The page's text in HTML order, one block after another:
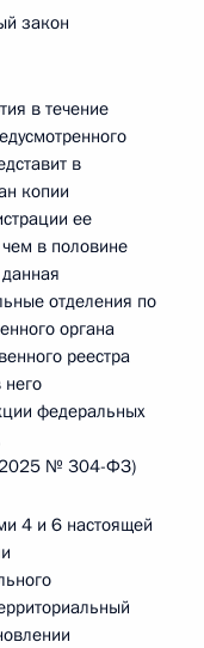
закон
в течение
в
копии
ее
в половине
отделения по
органа
реестра
федеральных
№ 304-ФЗ)
4 и 6 настоящей